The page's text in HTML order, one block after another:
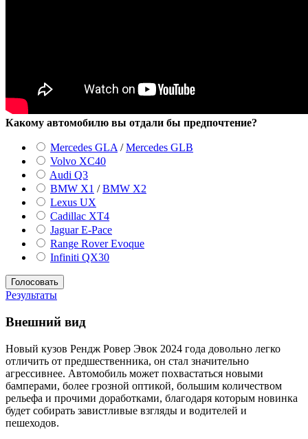
Какому автомобилю вы отдали бы предпочтение?
Mercedes GLA /Mercedes GLB
Volvo XC40
Audi Q3
BMW X1 /BMW X2
Lexus UX
Cadillac XT4
Jaguar E-Pace
Range Rover Evoque
Infiniti QX30
Результаты
Внешний вид
Новый кузов Рендж Ровер Эвок 2024 года довольно легко
отличить от предшественника, он стал значительно
агрессивнее. Автомобиль может похвастаться новыми
бамперами, более грозной оптикой, большим количеством
рельефа и прочими доработками, благодаря которым новинка
будет собирать завистливые взгляды и водителей и
пешеходов.